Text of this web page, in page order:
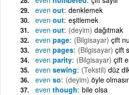
even out denklemek
even out eşitlemek
even out (deyim) dağıtmak
even page (Bilgisayar) çift
even pages (Bilgisayar) çift
even parity (Bilgisayar) çift
even sewing (Tekstil) düz
even so (deyim) öyle
even though bile olsa